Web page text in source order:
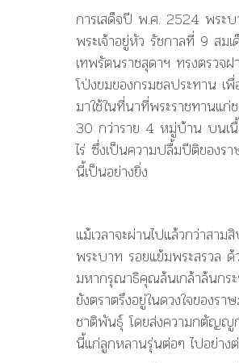
การเสด็จปี พ.ศ. 2524 พระบ
พระเจ้าอยู่หัว รัชกาลที่ 9 สมเ
เทพรัตนราชสุดาฯ ทรงตรวจ
โป่งขมของกรมชลประทาน เ
มาใช้ในที่นาที่พระราชทานแก่
30 กว่าราย 4 หมู่บ้าน บนเ
ไร่ ซึ่งเป็นความปลื้มปีติของรา
นี้เป็นอย่างยิ่ง
แม้เวลาจะผ่านไปแล้วกว่าสาม
พระบาท รอยแย้มพระสรวล ด้
มหากรุณาธิคุณล้นเกล้าล้นกร
ยังตราตรึงอยู่ในดวงใจของรา
ชาติพันธุ์ โดยส่งความกตัญญู
นี้แก่ลูกหลานรุ่นต่อๆ ไปอย่าง